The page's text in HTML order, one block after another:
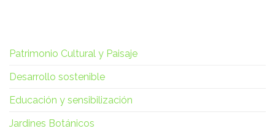
Patrimonio Cultural y Paisaje
Desarrollo sostenible
Educación y sensibilización
Jardines Botánicos